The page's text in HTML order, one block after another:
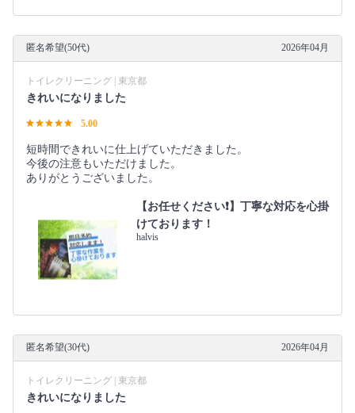
匿名希望(50代) 2026年04月
トイレクリーニング | 東京都
きれいになりました
5.00
短時間できれいに仕上げていただきました。
今後の注意もいただけました。
ありがとうございました。
【お任せください❗️】丁寧な対応を心掛
けております！
halvis
匿名希望(30代) 2026年04月
トイレクリーニング | 東京都
きれいになりました